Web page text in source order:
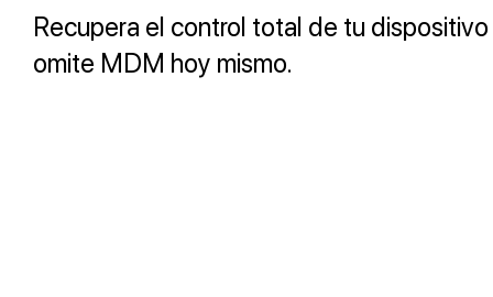
Recupera el control total de tu
omite MDM hoy mismo.